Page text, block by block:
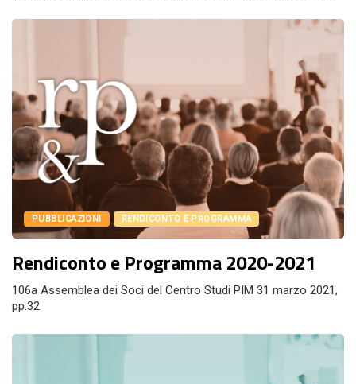
PUBBLICAZIONI RENDICONTO E PROGRAMMA
Rendiconto e Programma 2020-2021
106a Assemblea dei Soci del Centro Studi PIM 31 marzo 2021,
pp.32